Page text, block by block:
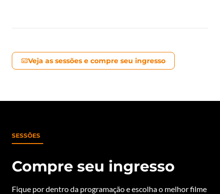
Veja as sessões e compre seu ingresso
SESSÕES
Compre seu ingresso
Fique por dentro da programação e escolha o melhor filme